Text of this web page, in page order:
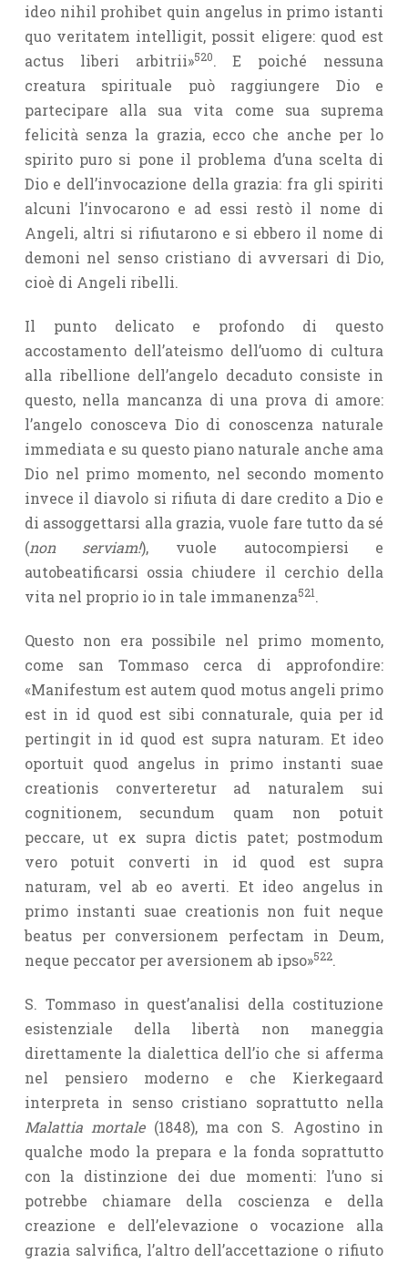
ideo nihil prohibet quin angelus in primo istanti
quo veritatem intelli­git, possit eligere: quod est
actus liberi arbitrii»520. E poiché nessuna
creatura spirituale può raggiungere Dio e
partecipare alla sua vita come sua suprema
felicità senza la grazia, ecco che anche per lo
spirito puro si pone il problema d’una scelta di
Dio e dell’invocazione della grazia: fra gli spiriti
alcuni l’invocarono e ad essi restò il nome di
Angeli, altri si rifiutarono e si ebbero il nome di
demoni nel senso cristiano di avversari di Dio,
cioè di Angeli ribelli.
Il punto delicato e profondo di questo
accostamento dell’ateismo dell’uomo di cultura
alla ribellione dell’angelo decaduto consiste in
questo, nella mancanza di una prova di amore:
l’angelo conosceva Dio di conoscen­za naturale
immediata e su questo piano naturale anche ama
Dio nel primo momento, nel secondo momento
invece il diavolo si rifiuta di dare credito a Dio e
di assoggettarsi alla grazia, vuole fare tutto da sé
(non serviam!), vuole autocompiersi e
autobeatificarsi ossia chiudere il cerchio della
vita nel proprio io in tale immanenza521.
Questo non era possibile nel primo momento,
come san Tommaso cerca di approfondire:
«Manifestum est autem quod motus angeli primo
est in id quod est sibi connaturale, quia per id
pertingit in id quod est supra naturam. Et ideo
oportuit quod angelus in primo instanti suae
creationis converteretur ad naturalem sui
cognitionem, secundum quam non potuit
peccare, ut ex supra dictis patet; postmodum
vero potuit converti in id quod est supra
naturam, vel ab eo averti. Et ideo angelus in
primo instanti suae creationis non fuit neque
beatus per conversionem perfectam in Deum,
neque peccator per aversionem ab ipso»522.
S. Tommaso in quest’analisi della costituzione
esistenziale della libertà non maneggia
direttamente la dialettica dell’io che si afferma
nel pensiero moderno e che Kierkegaard
interpreta in senso cristiano soprattutto nella
Malattia mortale(1848), ma con S. Agostino in
qualche modo la prepara e la fonda soprattutto
con la distinzione dei due momenti: l’uno si
potrebbe chiamare della coscienza e della
creazione e dell’elevazione o vocazione alla
grazia salvifica, l’altro dell’accettazione o rifiuto